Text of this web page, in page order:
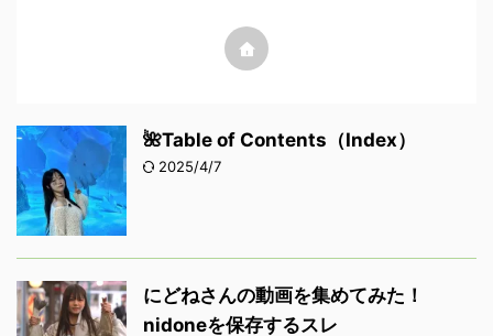
🌺Table of Contents（Index）
2025/4/7
にどねさんの動画を集めてみた！
nidoneを保存するスレ